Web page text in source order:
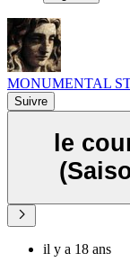
MONUMENTAL
Suivre
le
il y a 18 ans